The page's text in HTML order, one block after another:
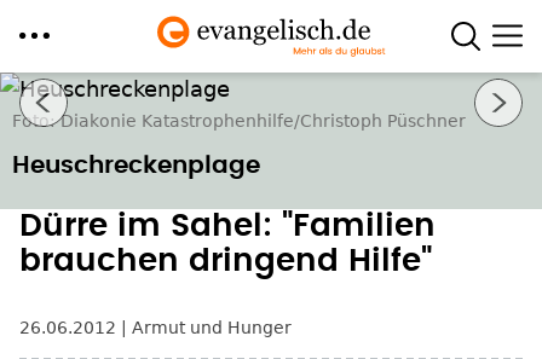
Direkt
zum
Inhalt
Nächstes Bild
Foto: Diakonie Katastrophenhilfe/Christoph Püschner
Heuschreckenplage
Dürre im Sahel: "Familien
brauchen dringend Hilfe"
26.06.2012 Armut und Hunger